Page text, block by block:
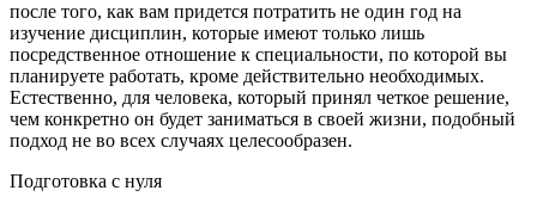
после того, как вам придется потратить не один год на
изучение дисциплин, которые имеют только лишь
посредственное отношение к специальности, по которой вы
планируете работать, кроме действительно необходимых.
Естественно, для человека, который принял четкое решение,
чем конкретно он будет заниматься в своей жизни, подобный
подход не во всех случаях целесообразен.
Подготовка с нуля